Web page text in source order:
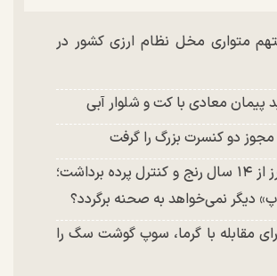
متواری مخل نظام ارزی کشور در
پیمان معادی با کت و شلوار آبی
دو کنسرت بزرگ را گرفت
بریتنی اسپیرز از ۱۴ سال رنج و کنترل پرده برداشت؛
دیگر نمی‌خواهد به صحنه برگردد؟
مقابله با گرما، سوپ گوشت سگ را